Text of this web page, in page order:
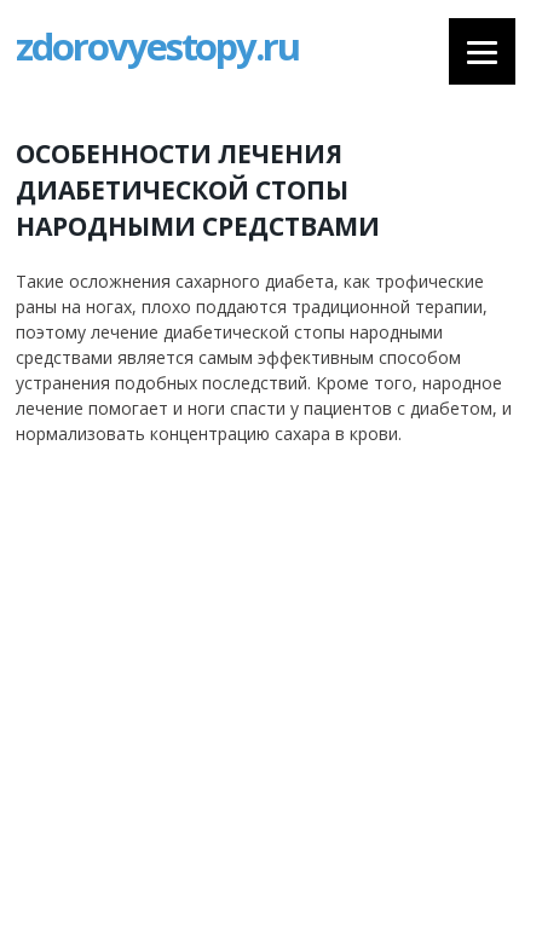
zdorovyestopy.ru
ОСОБЕННОСТИ ЛЕЧЕНИЯ
ДИАБЕТИЧЕСКОЙ СТОПЫ
НАРОДНЫМИ СРЕДСТВАМИ
Такие осложнения сахарного диабета, как трофические
раны на ногах, плохо поддаются традиционной терапии,
поэтому лечение диабетической стопы народными
средствами является самым эффективным способом
устранения подобных последствий. Кроме того, народное
лечение помогает и ноги спасти у пациентов с диабетом, и
нормализовать концентрацию сахара в крови.